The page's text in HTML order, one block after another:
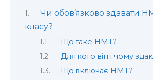
Чи обов’язково здавати
класу?
Що таке НМТ?
Для кого він і чому
Що включає НМТ?